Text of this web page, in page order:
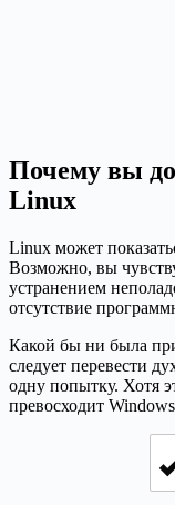
Почему вы
Linux
Linux может
Возможно, вы
устранением
отсутствие
Какой бы ни была
следует перевести
одну попытку. Хотя
превосходит